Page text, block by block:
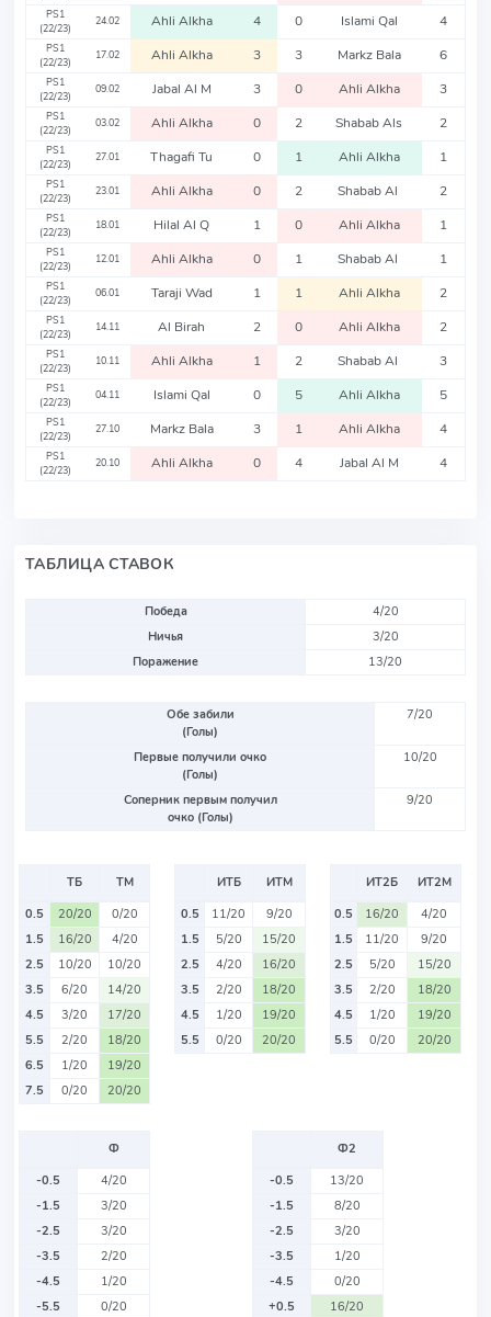
PS1
(22/23)
24.02 Ahli Alkha 4 0 Islami Qal 4
PS1
(22/23)
17.02 Ahli Alkha 3 3 Markz Bala 6
PS1
(22/23)
09.02 Jabal Al M 3 0 Ahli Alkha 3
PS1
(22/23)
03.02 Ahli Alkha 0 2 Shabab Als 2
PS1
(22/23)
27.01 Thagafi Tu 0 1 Ahli Alkha 1
PS1
(22/23)
23.01 Ahli Alkha 0 2 Shabab Al 2
PS1
(22/23)
18.01 Hilal Al Q 1 0 Ahli Alkha 1
PS1
(22/23)
12.01 Ahli Alkha 0 1 Shabab Al 1
PS1
(22/23)
06.01 Taraji Wad 1 1 Ahli Alkha 2
PS1
(22/23)
14.11 Al Birah 2 0 Ahli Alkha 2
PS1
(22/23)
10.11 Ahli Alkha 1 2 Shabab Al 3
PS1
(22/23)
04.11 Islami Qal 0 5 Ahli Alkha 5
PS1
(22/23)
27.10 Markz Bala 3 1 Ahli Alkha 4
PS1
(22/23)
20.10 Ahli Alkha 0 4 Jabal Al M 4
ТАБЛИЦА СТАВОК
Победа
4/20
Ничья
3/20
Поражение
13/20
Обе забили
(Голы)
7/20
Первые получили очко
(Голы)
10/20
Соперник первым получил
очко (Голы)
9/20
ТБ
ТМ
0.5
20/20
0/20
1.5
16/20
4/20
2.5
10/20
10/20
3.5
6/20
14/20
4.5
3/20
17/20
5.5
2/20
18/20
6.5
1/20
19/20
7.5
0/20 20/20
ИТБ
ИТМ
0.5
11/20
9/20
1.5
5/20
15/20
2.5
4/20
16/20
3.5
2/20
18/20
4.5
1/20
19/20
5.5
0/20 20/20
ИТ2Б
ИТ2М
0.5
16/20
4/20
1.5
11/20
9/20
2.5
5/20
15/20
3.5
2/20
18/20
4.5
1/20
19/20
5.5
0/20 20/20
Ф
-0.5
4/20
-1.5
3/20
-2.5
3/20
-3.5
2/20
-4.5
1/20
-5.5
0/20
Ф2
-0.5
13/20
-1.5
8/20
-2.5
3/20
-3.5
1/20
-4.5
0/20
+0.5
16/20